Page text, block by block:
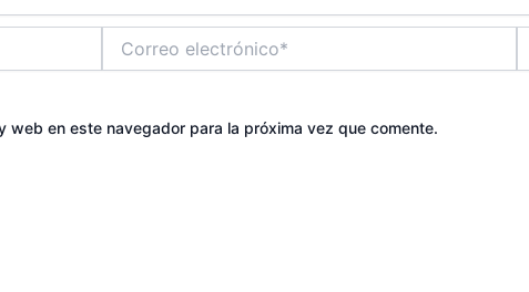
electrónico*
web en este navegador para la próxima vez que comente.